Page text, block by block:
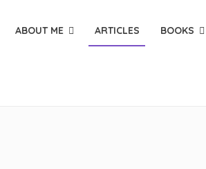
ABOUT ME ARTICLES BOOKS